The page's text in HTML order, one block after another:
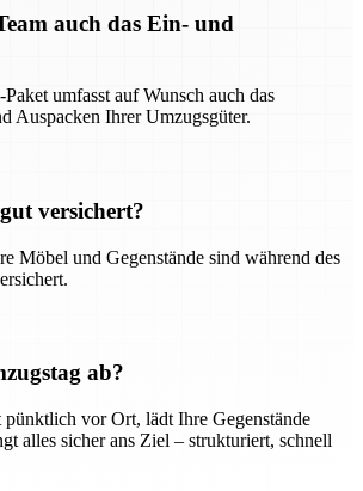
auch das Ein- und
umfasst auf Wunsch auch das
Auspacken Ihrer Umzugsgüter.
versichert?
Möbel und Gegenstände sind während des
ab?
pünktlich vor Ort, lädt Ihre Gegenstände
alles sicher ans Ziel – strukturiert, schnell